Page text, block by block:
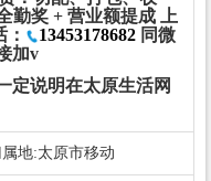
勤奖 + 营业额提成 上
13453178682 同微
加v
定说明在太原生活网
地:太原市移动